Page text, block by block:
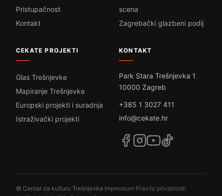
Pristupačnost
Kontakt
scena
Zagrebački glazbeni podij
CEKATE PROJEKTI
Glas Trešnjevke
Mapiranje Trešnjevke
Europski projekti i suradnja
Istraživački projekti
KONTAKT
Park Stara Trešnjevka 1
10000 Zagreb
+385 1 3027 411
info@cekate.hr
© Centar za kulturu Trešnjevka·Impressum·Pravila privatnosti·